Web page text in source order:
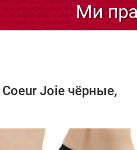
Ми
Joie чёрные,